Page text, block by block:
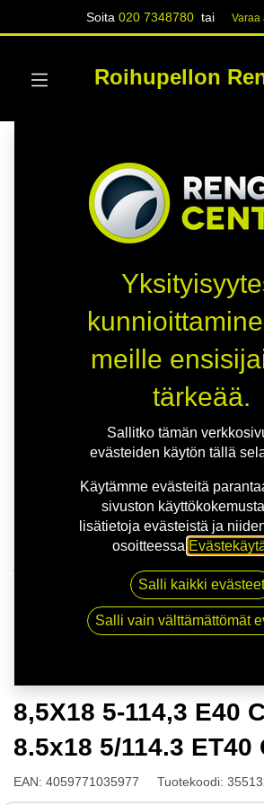
Soita020 7348780 tai Varaa
Roihupellon
ATS COMPETITION 2 G.BLK |
C64,20 60 8.5x18 5/114.3 ET40
8,5X18 5-114,3 E40
8.5x18 5/114.3 ET40
EAN: 4059771035977 Tuotekoodi:
meille
tärkeää.
Sallitko tämän
evästeiden käytön tällä
Käytämme evästeitä
sivuston
lisätietoja evästeistä ja
osoitteessa
Salli kaikki evästeet
Salli vain välttämättömät